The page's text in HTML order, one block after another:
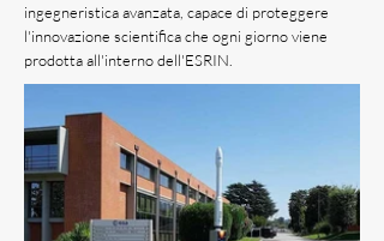
ingegneristica avanzata, capace di proteggere
l'innovazione scientifica che ogni giorno viene
prodotta all'interno dell'ESRIN.